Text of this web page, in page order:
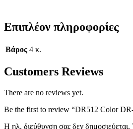
Επιπλέον πληροφορίες
Βάρος 4 κ.
Customers Reviews
There are no reviews yet.
Be the first to review “DR512 Color
Η ηλ. διεύθυνση σας δεν δημοσιεύεται.